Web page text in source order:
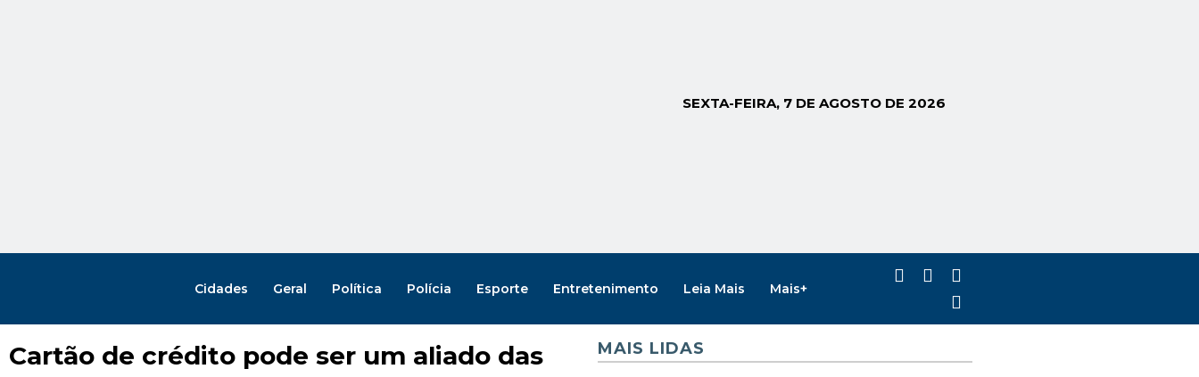
SEXTA-FEIRA, 7 DE AGOSTO DE 2026
Cidades Geral Política Polícia Esporte Entretenimento Leia Mais Mais+
Cartão de crédito pode ser um aliado das
MAIS LIDAS